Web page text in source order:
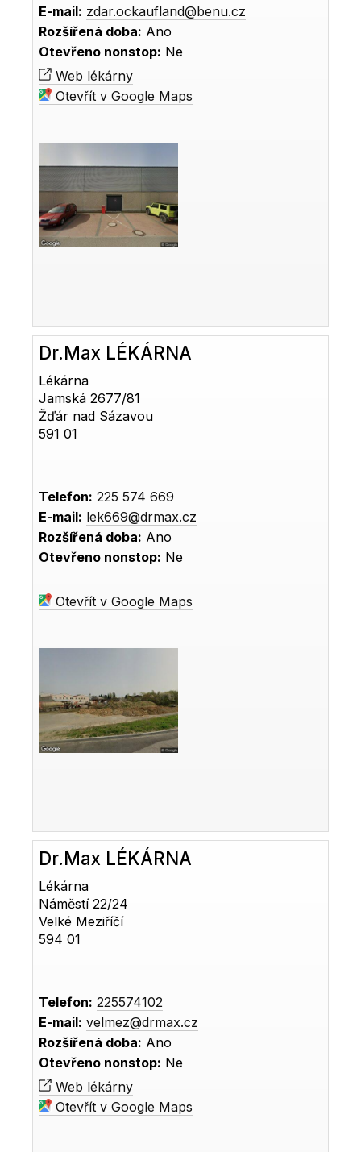
E-mail: zdar.ockaufland@benu.cz
Rozšířená doba: Ano
Otevřeno nonstop: Ne
Web lékárny
Otevřít v Google Maps
Dr.Max LÉKÁRNA
Lékárna
Jamská 2677/81
Žďár nad Sázavou
591 01
Telefon: 225 574 669
E-mail: lek669@drmax.cz
Rozšířená doba: Ano
Otevřeno nonstop: Ne
Otevřít v Google Maps
Dr.Max LÉKÁRNA
Lékárna
Náměstí 22/24
Velké Meziříčí
594 01
Telefon: 225574102
E-mail: velmez@drmax.cz
Rozšířená doba: Ano
Otevřeno nonstop: Ne
Web lékárny
Otevřít v Google Maps